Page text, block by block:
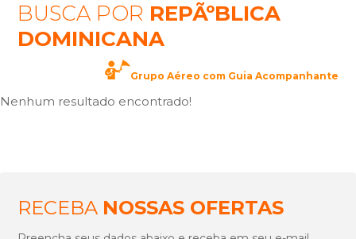
BUSCA POR REPÃºBLICA
DOMINICANA
Grupo Aéreo com Guia Acompanhante
Nenhum resultado encontrado!
RECEBA NOSSAS OFERTAS